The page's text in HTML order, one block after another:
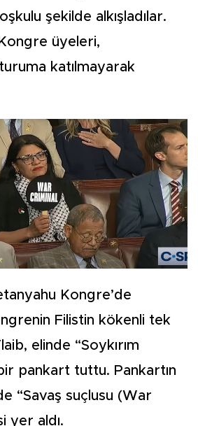
şekilde alkışladılar.
üyeleri,
katılmayarak
Kongre’de
Filistin kökenli tek
elinde “Soykırım
pankart tuttu. Pankartın
“Savaş suçlusu (War
yer aldı.